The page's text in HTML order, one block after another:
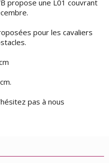
propose une L01 couvrant
pour les cavaliers
pas à nous